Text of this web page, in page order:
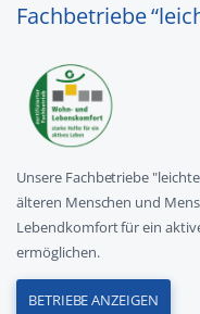
Fachbetriebe
Unsere Fachbetriebe
älteren Menschen und
Lebendkomfort für ein
ermöglichen.
BETRIEBE ANZEIGEN